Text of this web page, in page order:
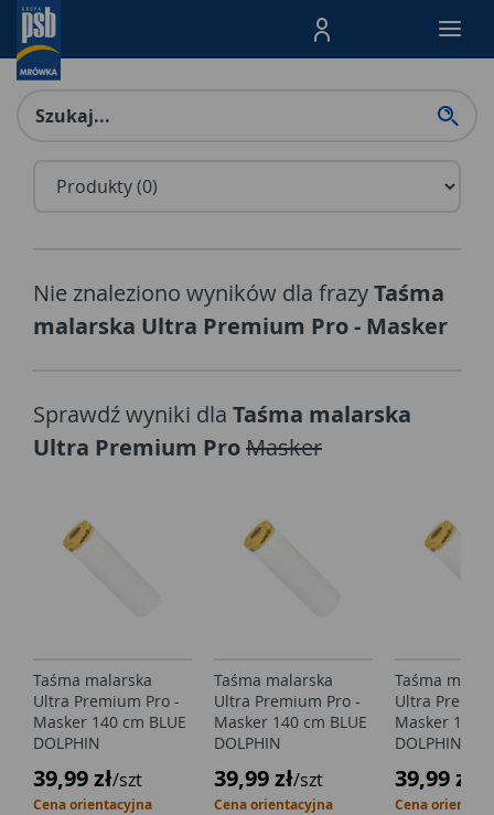
Menu Produktów,
Nie znaleziono wyników dla frazyTaśma
malarska Ultra Premium Pro - Masker
Sprawdź wyniki dla Taśma malarska
Ultra Premium ProMasker
Taśma malarska
Ultra Premium Pro -
Masker 140 cm BLUE
DOLPHIN
39,99 zł/szt
Cena orientacyjna
Taśma malarska
Ultra Premium Pro -
Masker 140 cm BLUE
DOLPHIN
39,99 zł/szt
Cena orientacyjna
Taśma
Ultra
Masker 140
DOLPHIN
39,99 zł
Cena